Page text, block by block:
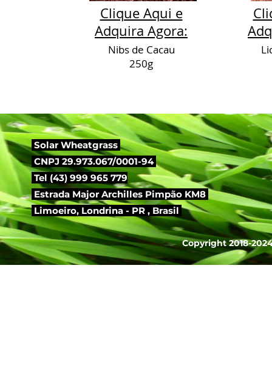
Clique Aqui e
Adquira Agora:
Nibs de Cacau
250g
Copyright 2018-
Solar Wheatgrass
CNPJ 29.973.067/0001-94
Tel (43) 999 965 779
Estrada Major Archilles Pimpão KM8
Limoeiro, Londrina - PR , Brasil